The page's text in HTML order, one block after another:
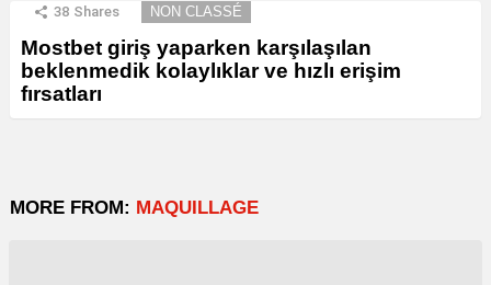
38 Shares NON CLASSÉ
Mostbet giriş yaparken karşılaşılan
beklenmedik kolaylıklar ve hızlı erişim
fırsatları
MORE FROM: MAQUILLAGE